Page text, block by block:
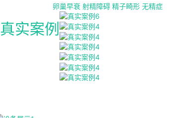
卵巢早衰 射精障碍 精子畸形 无精症
真实案例